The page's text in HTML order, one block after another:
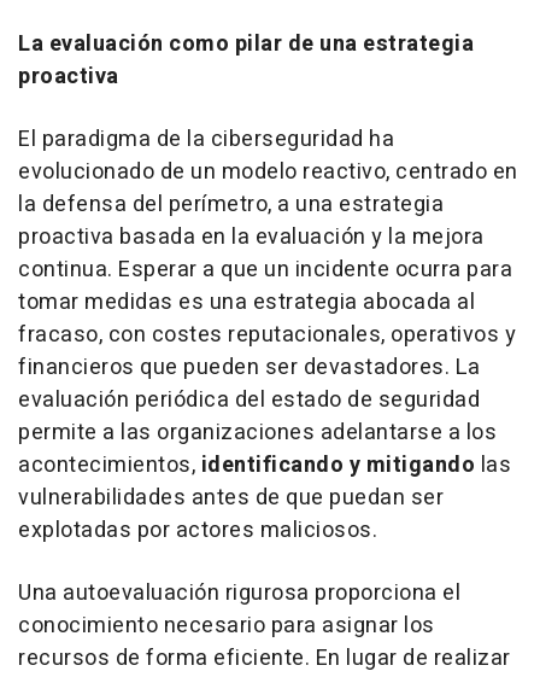
La evaluación como pilar de una estrategia
proactiva
El paradigma de la ciberseguridad ha
evolucionado de un modelo reactivo, centrado en
la defensa del perímetro, a una estrategia
proactiva basada en la evaluación y la mejora
continua. Esperar a que un incidente ocurra para
tomar medidas es una estrategia abocada al
fracaso, con costes reputacionales, operativos y
financieros que pueden ser devastadores. La
evaluación periódica del estado de seguridad
permite a las organizaciones adelantarse a los
acontecimientos, identificando y mitigando las
vulnerabilidades antes de que puedan ser
explotadas por actores maliciosos.
Una autoevaluación rigurosa proporciona el
conocimiento necesario para asignar los
recursos de forma eficiente. En lugar de realizar